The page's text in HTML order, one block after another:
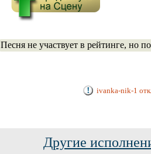
Песня не участвует в рейтинге, но
ivanka-nik-1
Другие